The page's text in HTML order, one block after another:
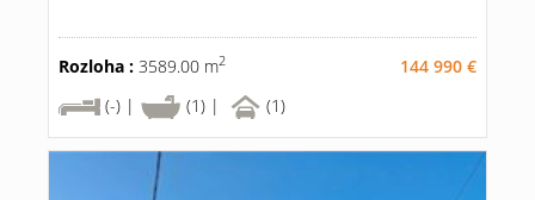
Rozloha : 3589.00 m2
144 990 €
(-) |
(1) | (1)